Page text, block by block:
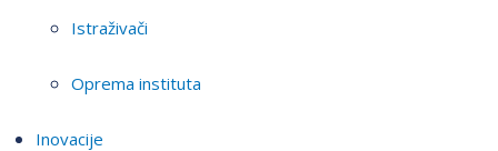
Istraživači
Oprema instituta
Inovacije